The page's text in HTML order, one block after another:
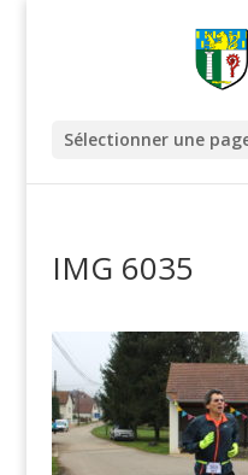
Sélectionner une
IMG 6035